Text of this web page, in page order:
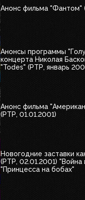
Анонс фильма "Фантом"
Анонсы программы "Голубой огонек",
концерта Николая
"Todes" (РТР, январь
Анонс фильма
(РТР, 01.01.2001)
Новогодние заставки
(РТР, 02.01.2001) "Война
"Принцесса на бобах"